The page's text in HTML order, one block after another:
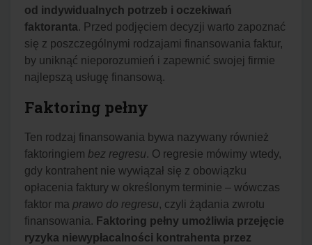
od indywidualnych potrzeb i oczekiwań
faktoranta. Przed podjęciem decyzji warto zapoznać
się z poszczególnymi rodzajami finansowania faktur,
by uniknąć nieporozumień i zapewnić swojej firmie
najlepszą usługę finansową.
Faktoring pełny
Ten rodzaj finansowania bywa nazywany również
faktoringiem bez regresu. O regresie mówimy wtedy,
gdy kontrahent nie wywiązał się z obowiązku
opłacenia faktury w określonym terminie – wówczas
faktor ma prawo do regresu, czyli żądania zwrotu
finansowania. Faktoring pełny umożliwia przejęcie
ryzyka niewypłacalności kontrahenta przez